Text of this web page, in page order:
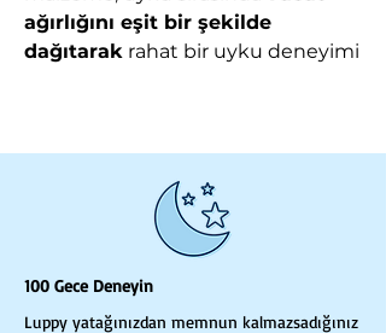
ağırlığını eşit bir şekilde
dağıtarak rahat bir uyku deneyimi
ağrıların hafiflemesine
katkıda bulunur. Boyun ağrısı,
boyun düzleşmesi vb.
rahatsızlıklarda doktor tavsiyesi ile
tercih edilir.
100 Gece Deneyin
Luppy yatağınızdan memnun kalmazsadığınız